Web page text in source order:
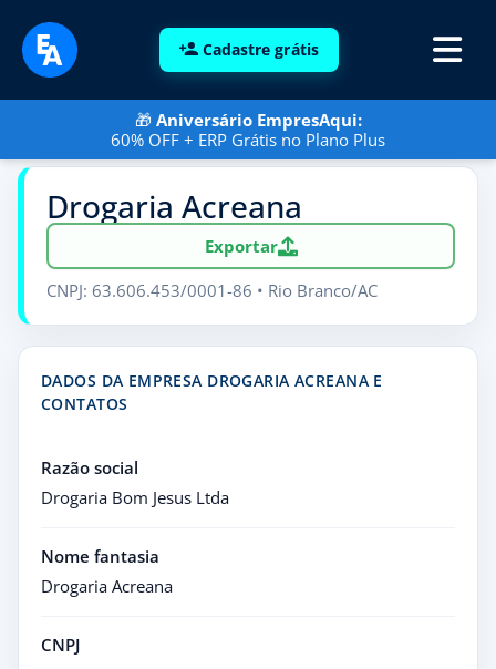
Cadastre grátis
🎁 Aniversário EmpresAqui:
60% OFF + ERP Grátis no Plano Plus
Drogaria Acreana
Exportar
CNPJ: 63.606.453/0001-86 • Rio Branco/AC
DADOS DA EMPRESA DROGARIA ACREANA E
CONTATOS
Razão social
Drogaria Bom Jesus Ltda
Nome fantasia
Drogaria Acreana
CNPJ